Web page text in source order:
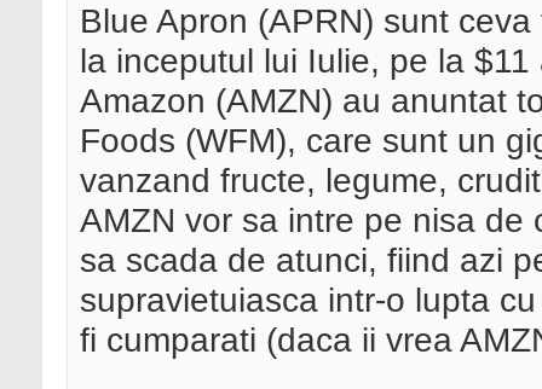
Blue Apron (APRN) sunt
la inceputul lui Iulie, pe la
Amazon (AMZN) au anuntat
Foods (WFM), care sunt un
vanzand fructe, legume,
AMZN vor sa intre pe nisa de
sa scada de atunci, fiind azi
supravietuiasca intr-o lupta
fi cumparati (daca ii vrea